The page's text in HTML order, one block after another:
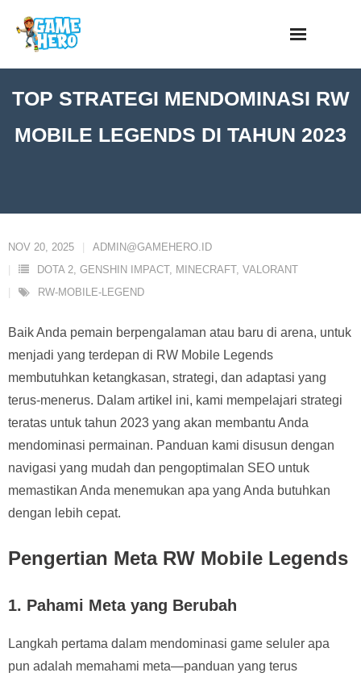
content
TOP STRATEGI MENDOMINASI RW
MOBILE LEGENDS DI TAHUN 2023
NOV 20, 2025
ADMIN@GAMEHERO.ID
DOTA 2, GENSHIN IMPACT, MINECRAFT, VALORANT
RW-MOBILE-LEGEND
Baik Anda pemain berpengalaman atau baru di arena, untuk
menjadi yang terdepan di RW Mobile Legends
membutuhkan ketangkasan, strategi, dan adaptasi yang
terus-menerus. Dalam artikel ini, kami mempelajari strategi
teratas untuk tahun 2023 yang akan membantu Anda
mendominasi permainan. Panduan kami disusun dengan
navigasi yang mudah dan pengoptimalan SEO untuk
memastikan Anda menemukan apa yang Anda butuhkan
dengan lebih cepat.
Pengertian Meta RW Mobile Legends
1. Pahami Meta yang Berubah
Langkah pertama dalam mendominasi game seluler apa
pun adalah memahami meta—panduan yang terus